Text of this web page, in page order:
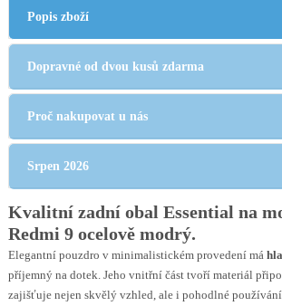
Popis zboží
Dopravné od dvou kusů zdarma
Proč nakupovat u nás
Srpen 2026
Kvalitní zadní obal Essential na
Redmi 9 ocelově modrý.
Elegantní pouzdro v minimalistickém provedení má
příjemný na dotek. Jeho vnitřní část tvoří materiál
zajišťuje nejen skvělý vzhled, ale i pohodlné používání.